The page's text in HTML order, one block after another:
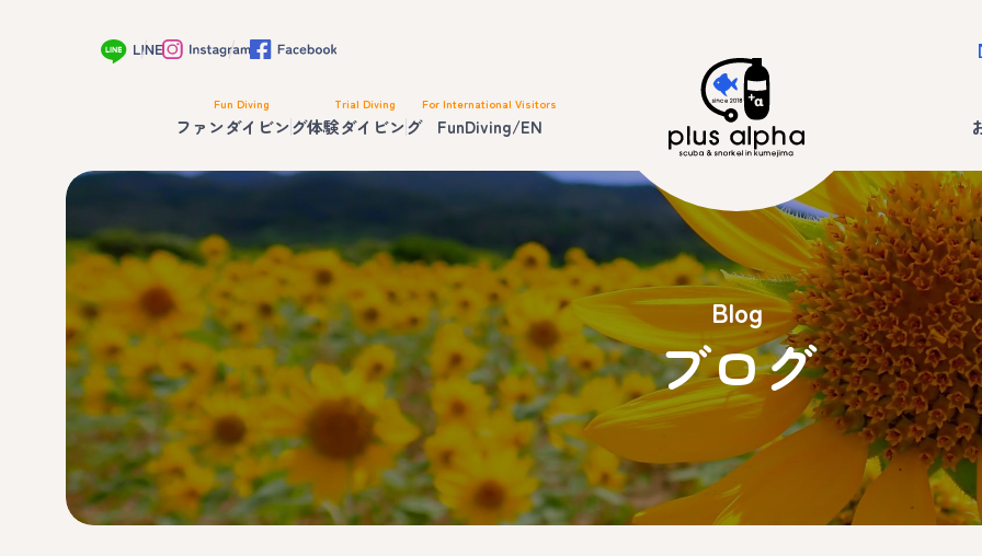
Fun Diving
ファンダイビング
Trial Diving
体験ダイビング
For International Visitors
FunDiving/EN
Blog
ブログ